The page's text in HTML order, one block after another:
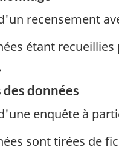
recensement
étant
des données
enquête à
sont tirées de